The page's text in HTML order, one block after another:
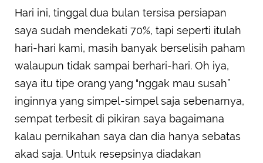
Hari ini, tinggal dua bulan tersisa persiapan
saya sudah mendekati 70%, tapi seperti itulah
hari-hari kami, masih banyak berselisih paham
walaupun tidak sampai berhari-hari. Oh iya,
saya itu tipe orang yang "nggak mau susah”
inginnya yang simpel-simpel saja sebenarnya,
sempat terbesit di pikiran saya bagaimana
kalau pernikahan saya dan dia hanya sebatas
akad saja. Untuk resepsinya diadakan